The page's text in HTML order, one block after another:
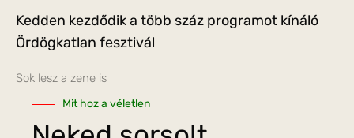
Kedden kezdődik a több száz programot kínáló
Ördögkatlan fesztivál
Sok lesz a zene is
Mit hoz a véletlen